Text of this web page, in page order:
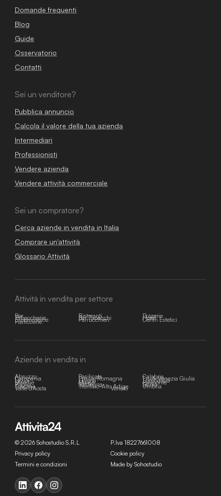
Domande frequenti
Blog
Guide
Osservatorio
Contatti
Sei un venditore?
Pubblica annuncio
Calcola il valore della tua azienda
Intermediari
Professionisti
Vendere azienda
Vendere attività commerciale
Sei un compratore?
Cerca aziende in vendita in Italia
Comprare un'attività
Glossario Attività
Attività in vendita per settore
Bar Ristoranti Pizzerie
Tabaccherie Bar Tabacchi Hotel
E-commerce Parrucchieri Centri Estetici
Pasticcerie
Aziende in vendita in
Abruzzo Basilicata Calabria
Campania Emilia-Romagna Friuli-Venezia Giulia
Lazio Liguria Lombardia
Marche Molise Piemonte
Puglia Sardegna Sicilia
Toscana Trentino-Alto Adige Umbria
Valle d'Aosta Veneto
© 2026 Sohostudio S.R.L
P.Iva 18227661008
Privacy policy
Cookie policy
Termini e condizioni
Made by Sohostudio